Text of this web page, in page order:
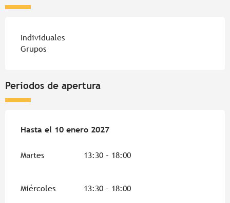
Individuales
Grupos
Periodos de apertura
Del1 mayo 2026al10 enero 2027
Hasta el 10 enero 2027
Martes 13:30 - 18:00
Miércoles 13:30 - 18:00